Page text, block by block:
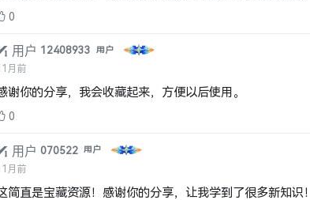
0
用户 12408933 用户
月前
谢你的分享，我会收藏起来，方便以后使用。
0
用户070522 用户
月前
简直是宝藏资源！感谢你的分享，让我学到了很多新知识！